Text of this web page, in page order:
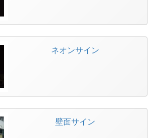
ネオンサイン
壁面サイン